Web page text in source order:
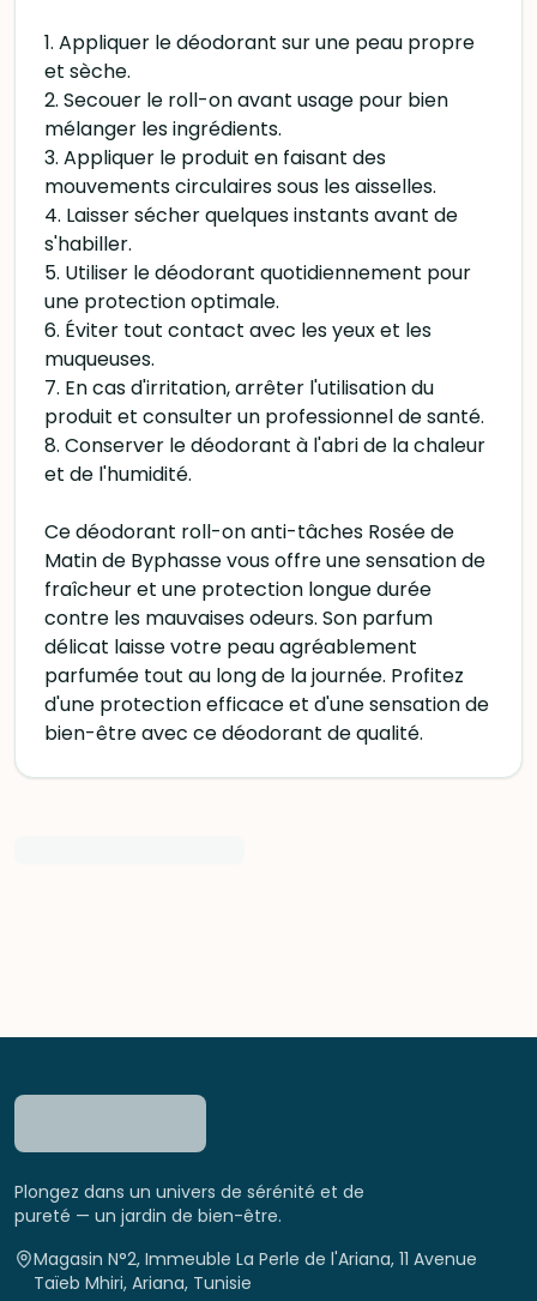
1. Appliquer le déodorant sur une peau propre
et sèche.
2. Secouer le roll-on avant usage pour bien
mélanger les ingrédients.
3. Appliquer le produit en faisant des
mouvements circulaires sous les aisselles.
4. Laisser sécher quelques instants avant de
s'habiller.
5. Utiliser le déodorant quotidiennement pour
une protection optimale.
6. Éviter tout contact avec les yeux et les
muqueuses.
7. En cas d'irritation, arrêter l'utilisation du
produit et consulter un professionnel de santé.
8. Conserver le déodorant à l'abri de la chaleur
et de l'humidité.
Ce déodorant roll-on anti-tâches Rosée de
Matin de Byphasse vous offre une sensation de
fraîcheur et une protection longue durée
contre les mauvaises odeurs. Son parfum
délicat laisse votre peau agréablement
parfumée tout au long de la journée. Profitez
d'une protection efficace et d'une sensation de
bien-être avec ce déodorant de qualité.
Plongez dans un univers de sérénité et de
pureté — un jardin de bien-être.
Magasin N°2, Immeuble La Perle de l'Ariana, 11 Avenue
Taïeb Mhiri, Ariana, Tunisie